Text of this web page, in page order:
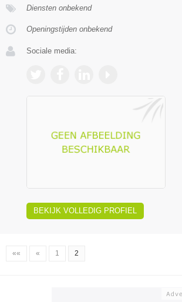
Diensten onbekend
Openingstijden onbekend
Sociale media:
BEKIJK VOLLEDIG PROFIEL
«« « 1 2